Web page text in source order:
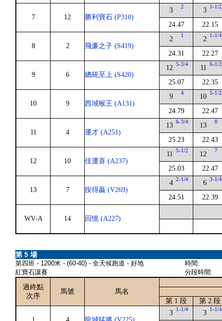
7 12 勝利寶石 (P310)
3 2
24.47
3 1-1/2
22.15
8 2 飛廉之子 (S419)
2 1
24.31
2 1-1/4
22.27
9 6 總統至上 (S420)
12 5-3/4
25.07
11 6-1/2
22.35
10 9 西域猴王 (A131)
9 4
24.79
10 5-1/2
22.47
11 4 運才 (A251)
13 6-3/4
25.23
13 8
22.43
12 10 佳運喜 (A237)
11 5-1/2
25.03
12 7
22.47
13 7 按得贏 (V269)
4 2-1/4
24.51
6 3-1/4
22.39
WV-A 14 回憶 (A227)
第 5 場
第四班 - 1200米 - (60-40) - 全天候跑道 - 好地
紅寶石讓賽
時間:
分段時間:
過終點
次序
馬號
馬名
第 1 段
第 2 段
3 1-1/4 3 1-1/4